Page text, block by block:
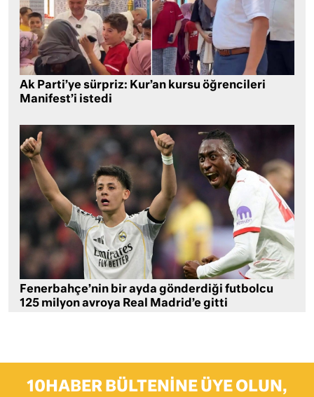
Ak Parti’ye sürpriz: Kur’an kursu öğrencileri
Manifest’i istedi
Fenerbahçe’nin bir ayda gönderdiği futbolcu
125 milyon avroya Real Madrid’e gitti
10HABER BÜLTENINE ÜYE OLUN,